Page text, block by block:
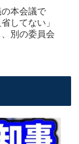
の本会議で
してない」
別の委員会